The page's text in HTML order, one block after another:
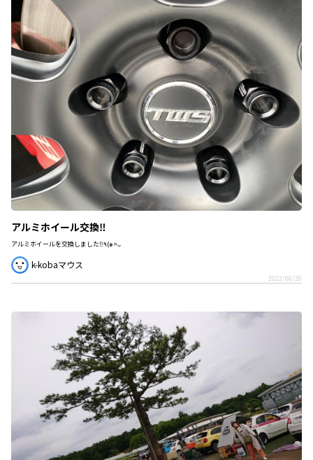
アルミホイール交換‼️
アルミホイールを交換しました‼️٩(๑>ᴗ
k-kobaマウス
2022/06/20